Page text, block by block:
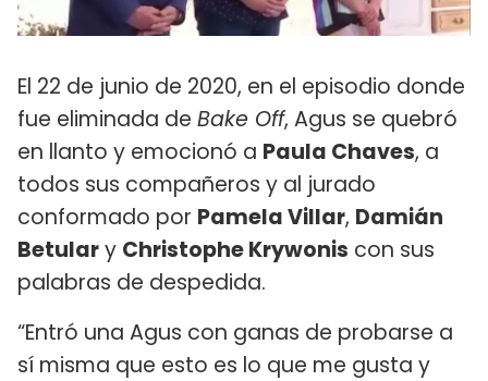
El 22 de junio de 2020, en el episodio donde
fue eliminada de Bake Off, Agus se quebró
en llanto y emocionó a Paula Chaves, a
todos sus compañeros y al jurado
conformado por Pamela Villar, Damián
Betulary Christophe Krywonis con sus
palabras de despedida.
“Entró una Agus con ganas de probarse a
sí misma que esto es lo que me gusta y